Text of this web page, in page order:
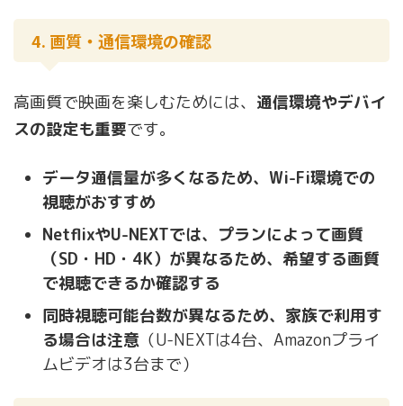
4. 画質・通信環境の確認
高画質で映画を楽しむためには、 通信環境やデバイ
スの設定も重要です。
データ通信量が多くなるため、Wi-Fi環境での
視聴がおすすめ
NetflixやU-NEXTでは、プランによって画質
（SD・HD・4K）が異なるため、希望する画質
で視聴できるか確認する
同時視聴可能台数が異なるため、家族で利用す
る場合は注意 （U-NEXTは4台、Amazonプライ
ムビデオは3台まで）